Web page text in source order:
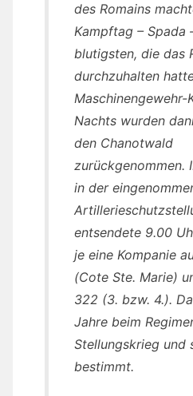
des Romains
Kampftag – Spada
blutigsten, die das
durchzuhalten
Maschinengewehr-
Nachts wurden
den Chanotwald
zurückgenommen.
in der
entsendete 9.00
je eine Kompanie
(Cote Ste. Marie)
322 (3. bzw. 4.).
Jahre beim
Stellungskrieg und
bestimmt.